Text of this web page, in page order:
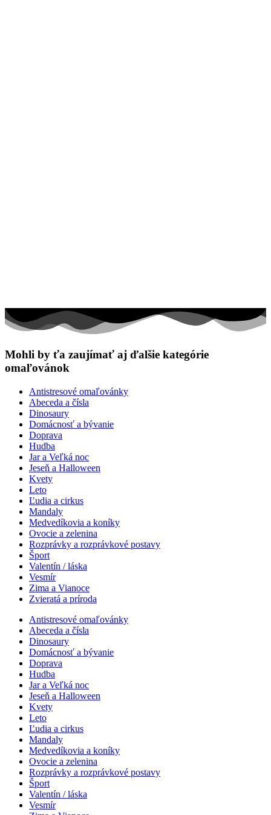
Mohli by ťa zaujímať aj ďalšie kategórie
omaľovánok
Antistresové omaľovánky
Abeceda a čísla
Dinosaury
Domácnosť a bývanie
Doprava
Hudba
Jar a Veľká noc
Jeseň a Halloween
Kvety
Leto
Ľudia a cirkus
Mandaly
Medvedíkovia a koníky
Ovocie a zelenina
Rozprávky a rozprávkové postavy
Šport
Valentín / láska
Vesmír
Zima a Vianoce
Zvieratá a príroda
Antistresové omaľovánky
Abeceda a čísla
Dinosaury
Domácnosť a bývanie
Doprava
Hudba
Jar a Veľká noc
Jeseň a Halloween
Kvety
Leto
Ľudia a cirkus
Mandaly
Medvedíkovia a koníky
Ovocie a zelenina
Rozprávky a rozprávkové postavy
Šport
Valentín / láska
Vesmír